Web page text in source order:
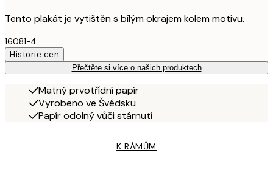
Tento plakát je vytištěn s bílým okrajem kolem motivu.
16081-4
Historie cen
Přečtěte si více o našich produktech
Matný prvotřídní papír
Vyrobeno ve Švédsku
Papír odolný vůči stárnutí
K RÁMŮM